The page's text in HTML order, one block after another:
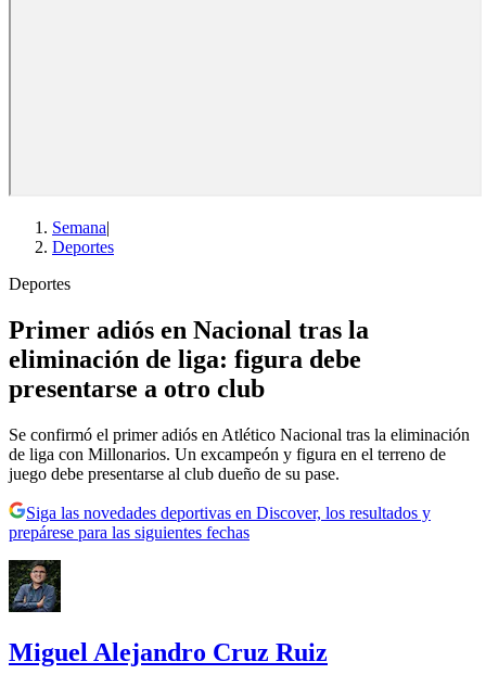
Semana|
Deportes
Deportes
Primer adiós en Nacional tras la
eliminación de liga: figura debe
presentarse a otro club
Se confirmó el primer adiós en Atlético Nacional tras la eliminación
de liga con Millonarios. Un excampeón y figura en el terreno de
juego debe presentarse al club dueño de su pase.
Siga las novedades deportivas en Discover, los resultados y
prepárese para las siguientes fechas
Miguel Alejandro Cruz Ruiz